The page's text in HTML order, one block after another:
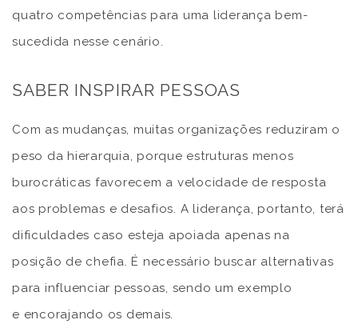
quatro competências para uma liderança bem-
sucedida nesse cenário.
SABER INSPIRAR PESSOAS
Com as mudanças, muitas organizações reduziram o
peso da hierarquia, porque estruturas menos
burocráticas favorecem a velocidade de resposta
aos problemas e desafios. A liderança, portanto, terá
dificuldades caso esteja apoiada apenas na
posição de chefia. É necessário buscar alternativas
para influenciar pessoas, sendo um exemplo
e encorajando os demais.